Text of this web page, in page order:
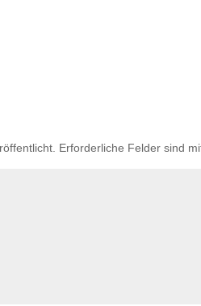
Erforderliche Felder sind